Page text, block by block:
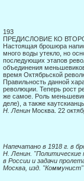
193
ПРЕДИСЛОВИЕ КО
Настоящая брошюра
много воды утекло, но
последующих эта­пов
объединения
время Октябрьской
Правильность данной
революции. Теперь рост
же самое. Роль
деле), а также
Н. Ленин Москва. 22
Напечатано в 1918 г. в
Н. Ленин. "Политические
в России и задачи
Москва, изд. "Коммунист"